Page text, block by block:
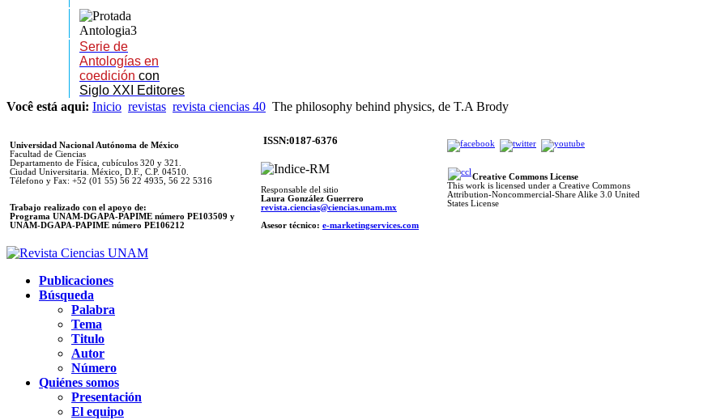
Serie de
Antologías en
coedición con
Siglo XXI Editores
Você está aqui: Inicio revistas revista ciencias 40 The philosophy behind physics, de T.A Brody
Universidad Nacional Autónoma de México
Facultad de Ciencias
Departamento de Física, cubículos 320 y 321.
Ciudad Universitaria. México, D.F., C.P. 04510.
Télefono y Fax: +52 (01 55) 56 22 4935, 56 22 5316
Trabajo realizado con el apoyo de:
Programa UNAM-DGAPA-PAPIME número PE103509 y
UNAM-DGAPA-PAPIME número PE106212
ISSN:0187-6376
Responsable del sitio
Laura González Guerrero
revista.ciencias@ciencias.unam.mx
Asesor técnico: e-marketingservices.com
Creative Commons License
This work is licensed under a Creative Commons
Attribution-Noncommercial-Share Alike 3.0 United
States License
Publicaciones
Búsqueda
Palabra
Tema
Titulo
Autor
Número
Quiénes somos
Presentación
El equipo